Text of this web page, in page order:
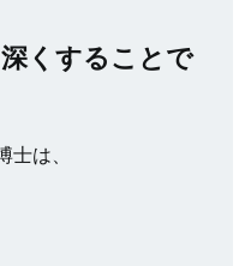
くすることで
は、